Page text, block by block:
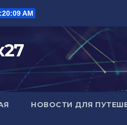
AM
НОВОСТИ ДЛЯ